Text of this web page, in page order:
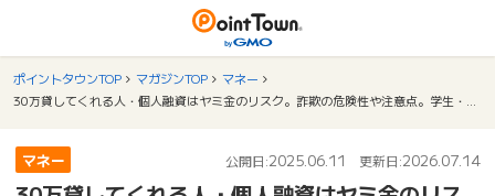
ポイントタウンTOP マガジンTOP
マネー
マネー 公開日:2025.06.11 更新日:2026.07.14